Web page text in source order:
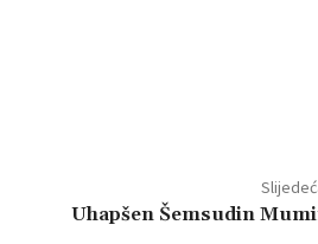
Uhapšen Šemsudin